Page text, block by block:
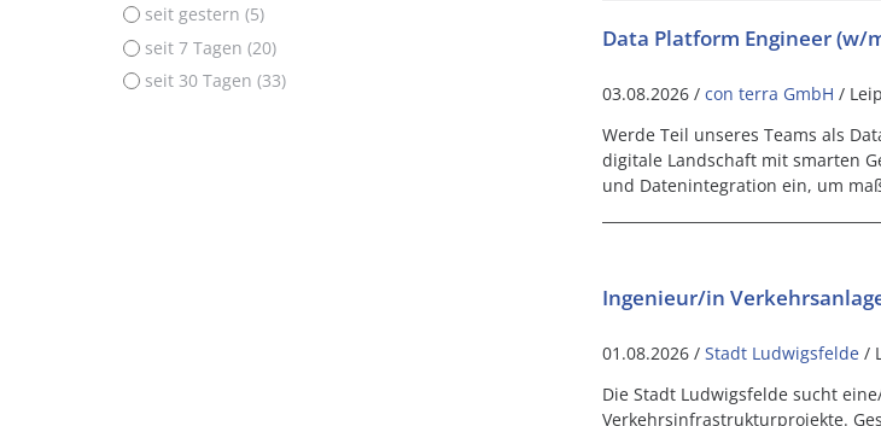
seit gestern (5)
seit 7 Tagen (20)
seit 30 Tagen (33)
Data Platform Engineer (w/
03.08.2026 / con terra GmbH /
Werde Teil unseres Teams als
digitale Landschaft mit smarten
und Datenintegration ein, um
Ingenieur/in
01.08.2026 / Stadt Ludwigsfelde /
Die Stadt Ludwigsfelde sucht
Verkehrsinfrastrukturprojekte.